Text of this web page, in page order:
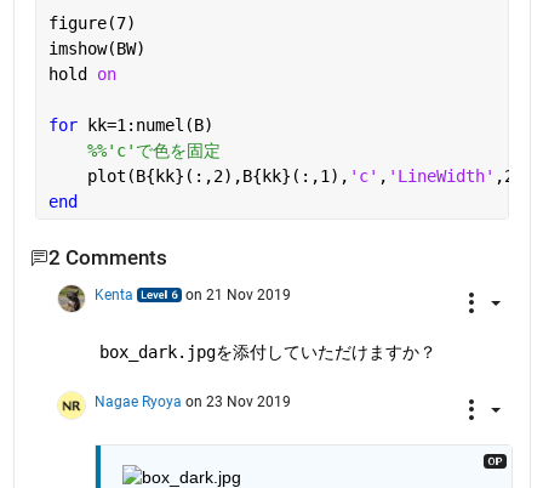
figure(7)
imshow(BW)
hold on
for
kk=1:numel(B)
%%'c'で色を固定
    plot(B{kk}(:,2),B{kk}(:,1),
'c' , 'LineWidth' ,2)
end
2 Comments
Kenta on 21 Nov 2019
box_dark.jpgを添付していただけますか？
Nagae Ryoya on 23 Nov 2019